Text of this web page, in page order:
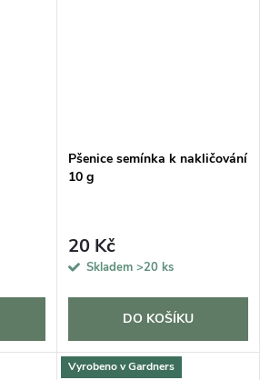
Pšenice semínka k nakličování
10 g
20 Kč
Skladem >20 ks
DO KOŠÍKU
Vyrobeno v Gardners